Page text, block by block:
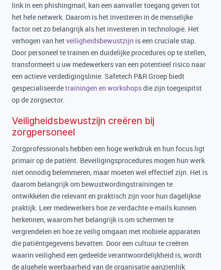
link in een phishingmail, kan een aanvaller toegang geven tot
het hele netwerk. Daarom is het investeren in de menselijke
factor net zo belangrijk als het investeren in technologie. Het
verhogen van hetveiligheidsbewustzijn is een cruciale stap.
Door personeel te trainen en duidelijke procedures op te stellen,
transformeert u uw medewerkers van een potentieel risico naar
een actieve verdedigingslinie. Safetech P&R Groep biedt
gespecialiseerdetrainingen en workshopsdie zijn toegespitst
op de zorgsector.
Veiligheidsbewustzijn creëren bij
zorgpersoneel
Zorgprofessionals hebben een hoge werkdruk en hun focus ligt
primair op de patiënt. Beveiligingsprocedures mogen hun werk
niet onnodig belemmeren, maar moeten wel effectief zijn. Het is
daarom belangrijk om bewustwordingstrainingen te
ontwikkelen die relevant en praktisch zijn voor hun dagelijkse
praktijk. Leer medewerkers hoe ze verdachte e-mails kunnen
herkennen, waarom het belangrijk is om schermen te
vergrendelen en hoe ze veilig omgaan met mobiele apparaten
die patiëntgegevens bevatten. Door een cultuur te creëren
waarin veiligheid een gedeelde verantwoordelijkheid is, wordt
de algehele weerbaarheid van de organisatie aanzienlijk